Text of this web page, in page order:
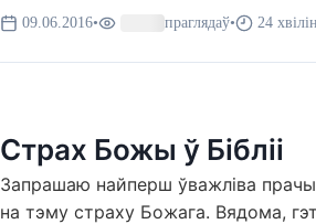
09.06.2016• праглядаў• 24
Страх Божы ў Бібліі
Запрашаю найперш ўважліва
на тэму страху Божага. Вядома,